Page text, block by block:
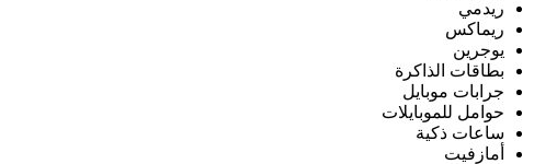
ريدمي
ريماكس
يوجرين
بطاقات الذاكرة
جرابات موبايل
حوامل للموبايلات
ساعات ذكية
أمازفيت